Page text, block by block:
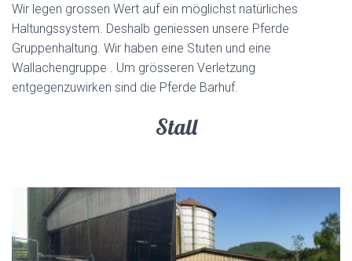
Wir legen grossen Wert auf ein möglichst natürliches
Haltungssystem. Deshalb geniessen unsere Pferde
Gruppenhaltung. Wir haben eine Stuten und eine
Wallachengruppe . Um grösseren Verletzung
entgegenzuwirken sind die Pferde Barhuf.
Stall